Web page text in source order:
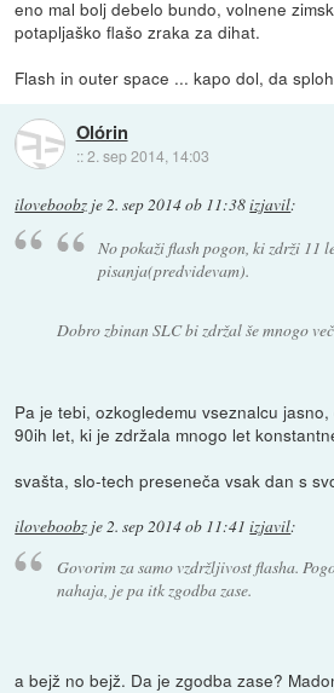
eno mal bolj debelo bundo, volnene
potapljaško flašo zraka za dihat.
Flash in outer space ... kapo dol, da
Olórin
::2. sep 2014, 14:03
iloveboobz je2. sep 2014 ob 11:38izjavil:
No pokaži flash pogon, ki zdrži 11
pisanja(predvidevam).
Dobro zbinan SLC bi zdržal še mnogo
Pa je tebi, ozkogledemu vseznalcu
90ih let, ki je zdržala mnogo let
svašta, slo-tech preseneča vsak dan s
iloveboobz je2. sep 2014 ob 11:41 izjavil:
Govorim za samo vzdržljivost flasha.
nahaja, je pa itk zgodba zase.
a bejž no bejž. Da je zgodba zase?